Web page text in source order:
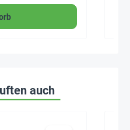
auch